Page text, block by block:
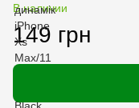
В наличии
149 грн